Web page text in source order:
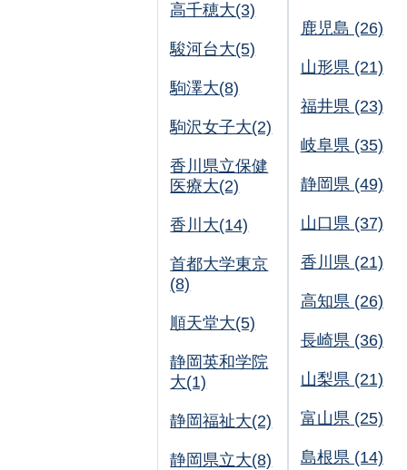
高千穂大(3)
駿河台大(5)
駒澤大(8)
駒沢女子大(2)
香川県立保健
医療大(2)
香川大(14)
首都大学東京
(8)
順天堂大(5)
静岡英和学院
大(1)
静岡福祉大(2)
静岡県立大(8)
鹿児島 (26)
山形県 (21)
福井県 (23)
岐阜県 (35)
静岡県 (49)
山口県 (37)
香川県 (21)
高知県 (26)
長崎県 (36)
山梨県 (21)
富山県 (25)
島根県 (14)